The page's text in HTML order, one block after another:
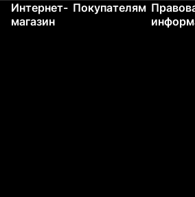
Интернет-
магазин
Покупателям